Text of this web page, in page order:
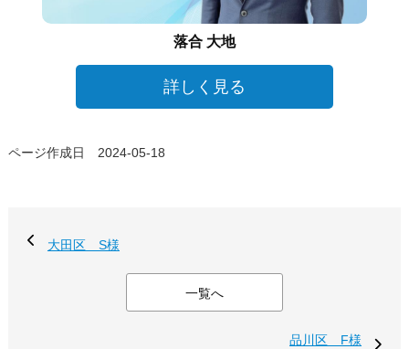
落合 大地
詳しく見る
ページ作成日 2024-05-18
大田区 S様
一覧へ
品川区 F様